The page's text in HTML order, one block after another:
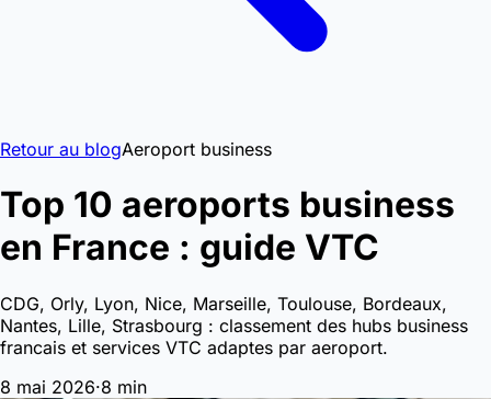
Retour au blogAeroport business
Top 10 aeroports business
en France : guide VTC
CDG, Orly, Lyon, Nice, Marseille, Toulouse, Bordeaux,
Nantes, Lille, Strasbourg : classement des hubs business
francais et services VTC adaptes par aeroport.
8 mai 2026·8 min